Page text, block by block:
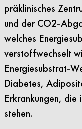
präklinisches
und der CO2-
welches
verstoffwechselt
Energiesubstrat-
Diabetes,
Erkrankungen, die
stehen.